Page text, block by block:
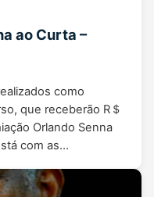
ao Curta –
como
que receberão R＄
Orlando Senna
com as…